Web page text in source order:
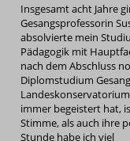
Insgesamt acht Jahre
Gesangsprofessorin
absolvierte mein
Pädagogik mit
nach dem Abschluss
Diplomstudium
immer begeistert hat,
Stimme, als auch ihre
Stunde habe ich viel